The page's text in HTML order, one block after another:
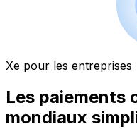
Xe pour les entreprises
Les paiements
mondiaux